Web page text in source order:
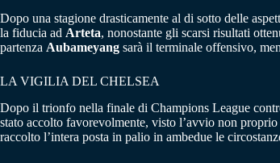
Dopo una stagione drasticamente al di sotto delle
la fiducia ad Arteta, nonostante gli scarsi risultati
partenza Aubameyang sarà il terminale offensivo,
LA VIGILIA DEL CHELSEA
Dopo il trionfo nella finale di Champions League
stato accolto favorevolmente, visto l’avvio non
raccolto l’intera posta in palio in ambedue le